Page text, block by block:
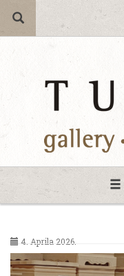
4. Aprila 2026.